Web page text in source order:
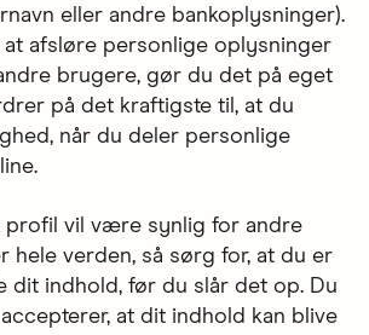
eller andre bankoplysninger).
afsløre personlige oplysninger
brugere, gør du det på eget
på det kraftigste til, at du
når du deler personlige
profil vil være synlig for andre
hele verden, så sørg for, at du er
dit indhold, før du slår det op. Du
at dit indhold kan blive